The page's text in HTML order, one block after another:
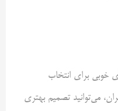
خوبی برای انتخاب
می‌توانید تصمیم بهتری